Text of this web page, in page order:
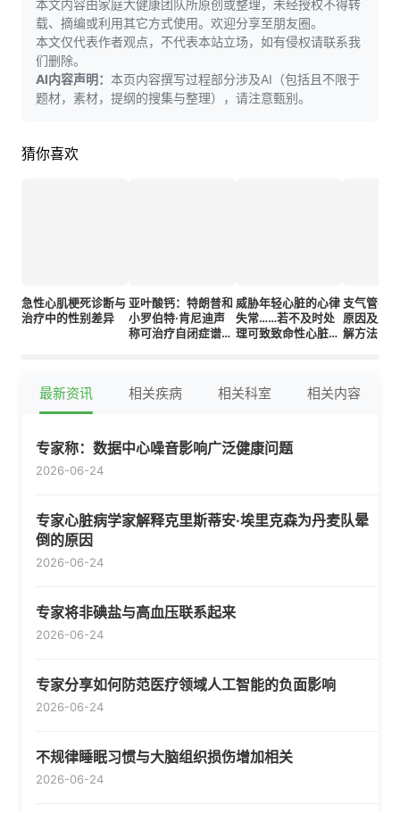
本文内容由家庭大健康团队所原创或整理，未经授权不得转
载、摘编或利用其它方式使用。欢迎分享至朋友圈。
本文仅代表作者观点，不代表本站立场，如有侵权请联系我
们删除。
AI内容声明： 本页内容撰写过程部分涉及AI（包括且不限于
题材，素材，提纲的搜集与整理），请注意甄别。
猜你喜欢
急性心肌梗死诊断与
治疗中的性别差异
亚叶酸钙：特朗普和
小罗伯特·肯尼迪声
称可治疗自闭症谱系
威胁年轻心脏的心律
失常……若不及时处
理可致致命性心脏骤
支气管痉
原因及成
解方法
最新资讯 相关疾病 相关科室 相关内容
专家称：数据中心噪音影响广泛健康问题
2026-06-24
专家心脏病学家解释克里斯蒂安·埃里克森为丹麦队晕
倒的原因
2026-06-24
专家将非碘盐与高血压联系起来
2026-06-24
专家分享如何防范医疗领域人工智能的负面影响
2026-06-24
不规律睡眠习惯与大脑组织损伤增加相关
2026-06-24